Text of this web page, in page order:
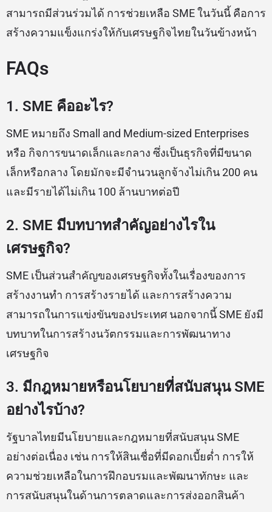
สามารถมีส่วนร่วมได้ การช่วยเหลือ SME ในวันนี้ คือการ
สร้างความแข็งแกร่งให้กับเศรษฐกิจไทยในวันข้างหน้า
FAQs
1. SME คืออะไร?
SME หมายถึง Small and Medium-sized Enterprises
หรือ กิจการขนาดเล็กและกลาง ซึ่งเป็นธุรกิจที่มีขนาด
เล็กหรือกลาง โดยมักจะมีจำนวนลูกจ้างไม่เกิน 200 คน
และมีรายได้ไม่เกิน 100 ล้านบาทต่อปี
2. SME มีบทบาทสำคัญอย่างไรใน
เศรษฐกิจ?
SME เป็นส่วนสำคัญของเศรษฐกิจทั้งในเรื่องของการ
สร้างงานทำ การสร้างรายได้ และการสร้างความ
สามารถในการแข่งขันของประเทศ นอกจากนี้ SME ยังมี
บทบาทในการสร้างนวัตกรรมและการพัฒนาทาง
เศรษฐกิจ
3. มีกฎหมายหรือนโยบายที่สนับสนุน SME
อย่างไรบ้าง?
รัฐบาลไทยมีนโยบายและกฎหมายที่สนับสนุน SME
อย่างต่อเนื่อง เช่น การให้สินเชื่อที่มีดอกเบี้ยต่ำ การให้
ความช่วยเหลือในการฝึกอบรมและพัฒนาทักษะ และ
การสนับสนุนในด้านการตลาดและการส่งออกสินค้า